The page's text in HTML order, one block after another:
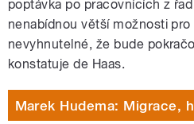
poptávka po pracovnících z
nenabídnou větší možnosti
nevyhnutelné, že bude
konstatujede Haas.
Marek Hudema: Migrace,